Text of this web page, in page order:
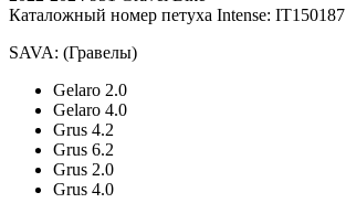
Каталожный номер петуха Intense: IT150187
SAVA: (Гравелы)
Gelaro 2.0
Gelaro 4.0
Grus 4.2
Grus 6.2
Grus 2.0
Grus 4.0